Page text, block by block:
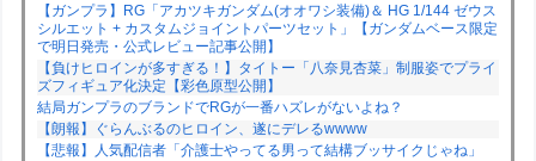
【ガンプラ】RG「アカツキガンダム(オオワシ装備)＆ HG 1/144 ゼウス
シルエット + カスタムジョイントパーツセット」【ガンダムベース限定
で明日発売・公式レビュー記事公開】
【負けヒロインが多すぎる！】タイトー「八奈見杏菜」制服姿でプライ
ズフィギュア化決定【彩色原型公開】
結局ガンプラのブランドでRGが一番ハズレがないよね？
【朗報】ぐらんぶるのヒロイン、遂にデレるwwww
【悲報】人気配信者「介護士やってる男って結構ブッサイクじゃね」